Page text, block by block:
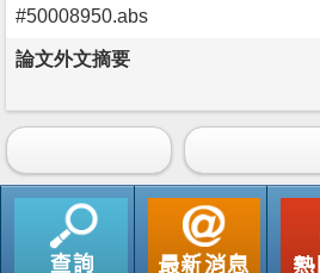
#50008950.abs
論文外文摘要